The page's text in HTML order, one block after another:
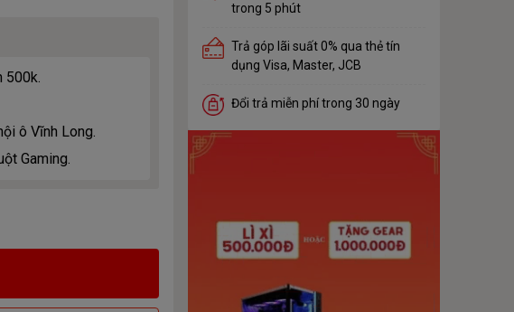
500k.
ô Vĩnh Long.
Gaming.
trong 5 phút
Trả góp lãi suất 0% qua thẻ tín
dụng Visa, Master, JCB
Đổi trả miễn phí trong 30 ngày